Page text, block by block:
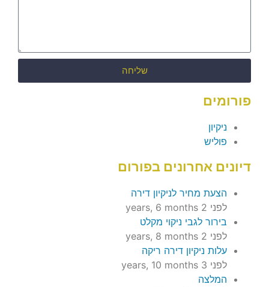
שליחה
פורומים
ניקיון
פוליש
דיונים אחרונים בפורום
הצעת מחיר לניקיון דירה
לפני 2 years, 6 months
בירור לגבי ניקוי מקלט
לפני 2 years, 8 months
עלות ניקיון דירה ריקה
לפני 3 years, 10 months
המלצה